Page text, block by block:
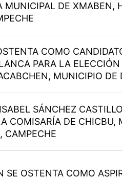
DE XMABEN,
COMO
PARA LA
MUNICIPIO DE
SÁNCHEZ
COMISARÍA DE CHICBU,
CAMPECHE
OSTENTA COMO